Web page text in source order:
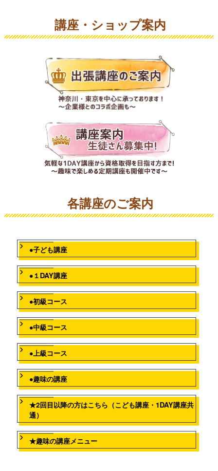
ビ
講座・ショップ案内
各講座のご案内
●子ども講座
●１DAY講座
●初級コース
●中級コース
●上級コース
●趣味の講座
★2回目以降の方はこちら（こども講座・1DAY講座共
通）
★趣味の講座メニュー